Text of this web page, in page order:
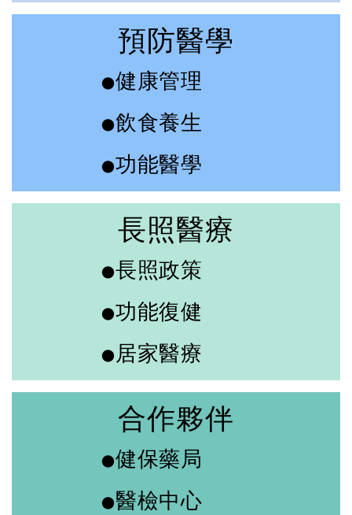
預防醫學
●健康管理
●飲食養生
●功能醫學
長照醫療
●長照政策
●功能復健
●居家醫療
合作夥伴
●健保藥局
●醫檢中心